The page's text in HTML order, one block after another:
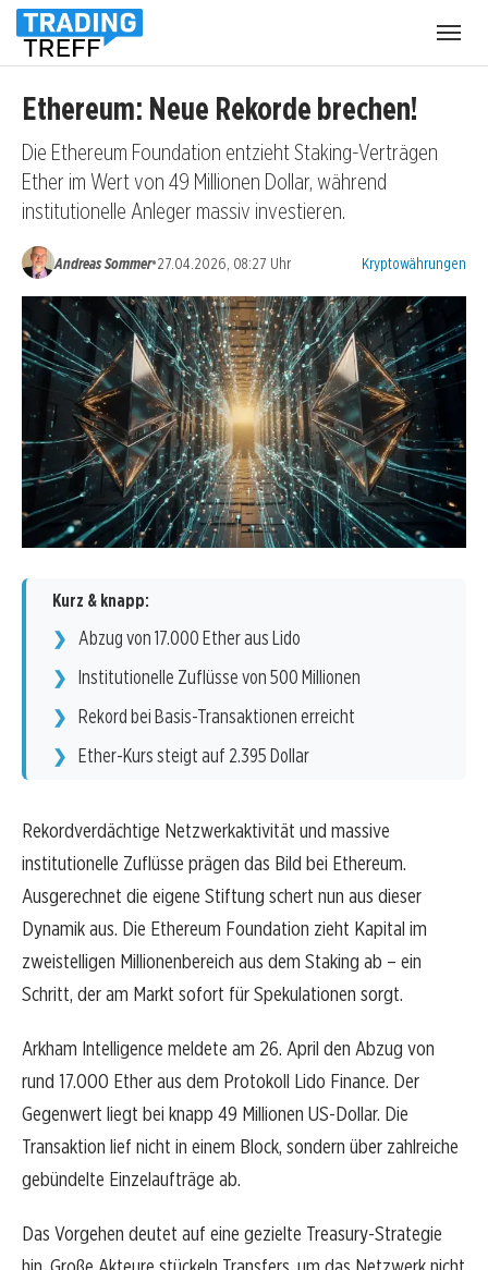
Ethereum: Neue Rekorde brechen!
Die Ethereum Foundation entzieht Staking-Verträgen
Ether im Wert von 49 Millionen Dollar, während
institutionelle Anleger massiv investieren.
Andreas Sommer•27.04.2026, 08:27 Uhr Kategorien:
Kryptowährungen
Kurz & knapp:
Abzug von 17.000 Ether aus Lido
Institutionelle Zuflüsse von 500 Millionen
Rekord bei Basis-Transaktionen erreicht
Ether-Kurs steigt auf 2.395 Dollar
Rekordverdächtige Netzwerkaktivität und massive
institutionelle Zuflüsse prägen das Bild bei Ethereum.
Ausgerechnet die eigene Stiftung schert nun aus dieser
Dynamik aus. Die Ethereum Foundation zieht Kapital im
zweistelligen Millionenbereich aus dem Staking ab – ein
Schritt, der am Markt sofort für Spekulationen sorgt.
Arkham Intelligence meldete am 26. April den Abzug von
rund 17.000 Ether aus dem Protokoll Lido Finance. Der
Gegenwert liegt bei knapp 49 Millionen US-Dollar. Die
Transaktion lief nicht in einem Block, sondern über zahlreiche
gebündelte Einzelaufträge ab.
Das Vorgehen deutet auf eine gezielte Treasury-Strategie